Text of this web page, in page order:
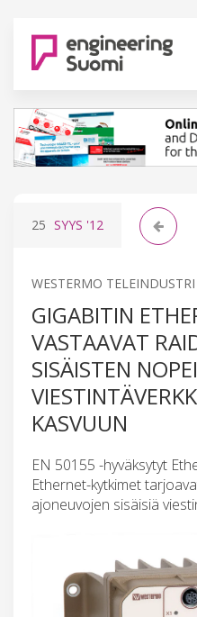
25 SYYS '12
WESTERMO
GIGABITIN
VASTAAVAT
SISÄISTEN
KASVUUN
EN 50155 -hyväksytyt
Ethernet-kytkimet
ajoneuvojen sisäisiä